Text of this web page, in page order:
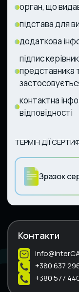
орган, що
підстава для
додаткова
підпис
представника
контактна
відповідності
ТЕРМІН ДІЇ
Зразок
Контакти
+380 637
+380 577